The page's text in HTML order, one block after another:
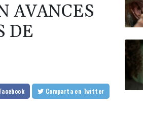
AVANCES
DE
Comparta en Twitter